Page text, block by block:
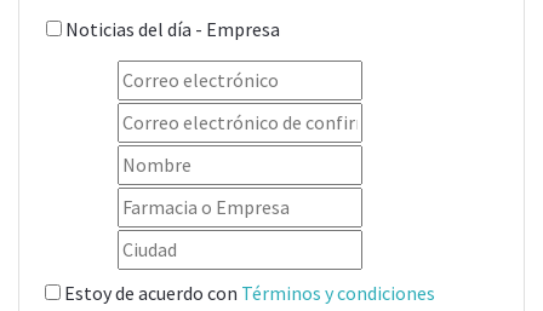
Noticias del día - Empresa
Estoy de acuerdo con Términos y condiciones